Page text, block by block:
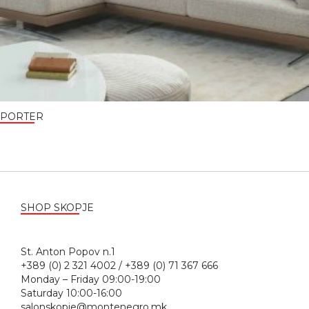
PORTER
SHOP SKOPJE
St. Anton Popov n.1
+389 (0) 2 321 4002 / +389 (0) 71 367 666
Monday – Friday 09:00-19:00
Saturday 10:00-16:00